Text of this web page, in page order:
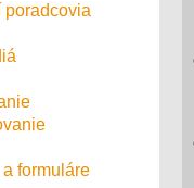
poradcovia
formuláre